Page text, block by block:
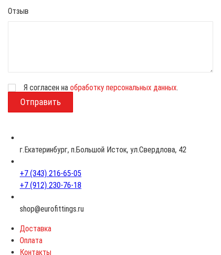
Отзыв
з
Я согласен на обработку персональных данных.
г.Екатеринбург, п.Большой Исток, ул.Свердлова, 42
+7 (343) 216-65-05
+7 (912) 230-76-18
shop@eurofittings.ru
Доставка
Оплата
Контакты